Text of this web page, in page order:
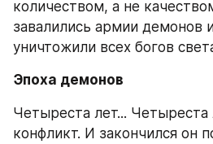
количеством, а не
завалились армии демонов
уничтожили всех богов
Эпоха демонов
Четыреста лет...
конфликт. И закончился он